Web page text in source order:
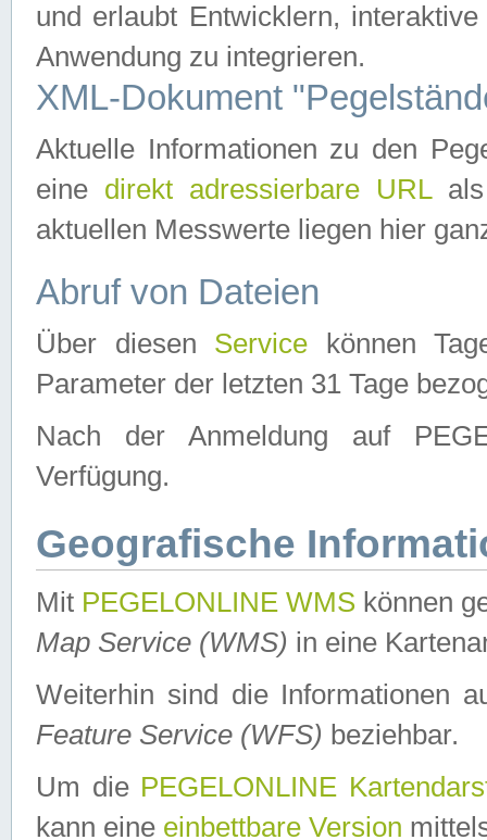
und erlaubt Entwicklern,
Anwendung zu integrieren.
XML-Dokument
Aktuelle Informationen zu den
eine direkt adressierbare URLals
aktuellen Messwerte liegen hier
Abruf von Dateien
Über diesen Service können
Parameter der letzten 31 Tage
Nach der Anmeldung auf
Verfügung.
Geografische
Mit PEGELONLINE WMS können
Map Service (WMS) in eine
Weiterhin sind die Informationen
Feature Service (WFS) beziehbar.
Um die PEGELONLINE
kann eine einbettbare Version